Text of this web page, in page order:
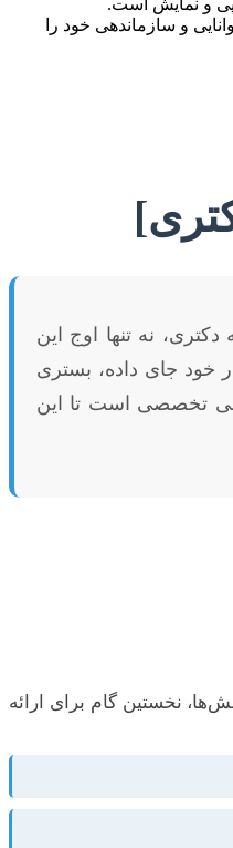
و سازماندهی خود را
نه تنها اوج این
خود جای داده، بستری
تخصصی است تا این
نخستین گام برای ارائه